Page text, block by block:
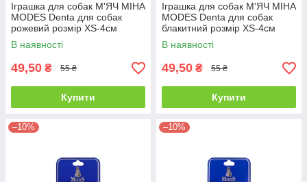
Іграшка для собак М'ЯЧ МІНА
MODES Denta для собак
рожевий розмір XS-4см
В наявності
49,50 ₴ 55 ₴
Купити
Іграшка для собак М'ЯЧ МІНА
MODES Denta для собак
блакитний розмір XS-4см
В наявності
49,50 ₴ 55 ₴
Купити
–10% –10%